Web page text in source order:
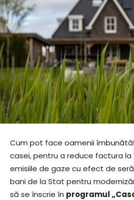
Cum pot face oamenii
casei, pentru a reduce factura la
emisiile de gaze cu efect de
bani de la Stat pentru
să se înscrie în programul